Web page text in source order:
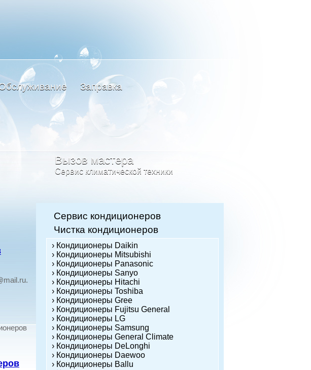
Заправка
Вызов мастера
Cервис климатической техники
Сервис кондиционеров
Чистка кондиционеров
› Кондиционеры Daikin
› Кондиционеры Mitsubishi
› Кондиционеры Panasonic
› Кондиционеры Sanyo
› Кондиционеры Hitachi
› Кондиционеры Toshiba
› Кондиционеры Gree
› Кондиционеры Fujitsu General
› Кондиционеры LG
› Кондиционеры Samsung
› Кондиционеры General Climate
› Кондиционеры DeLonghi
› Кондиционеры Daewoo
› Кондиционеры Ballu